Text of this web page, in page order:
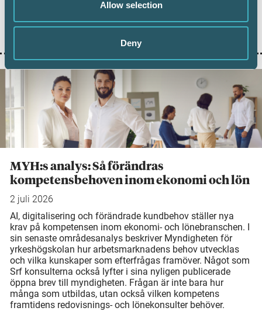
Allow selection
Deny
användning av en voucher. För redovisningskonsulter
MYH:s analys: Så förändras
kompetensbehoven inom ekonomi och lön
2 juli 2026
AI, digitalisering och förändrade kundbehov ställer nya
krav på kompetensen inom ekonomi- och lönebranschen. I
sin senaste områdesanalys beskriver Myndigheten för
yrkeshögskolan hur arbetsmarknadens behov utvecklas
och vilka kunskaper som efterfrågas framöver. Något som
Srf konsulterna också lyfter i sina nyligen publicerade
öppna brev till myndigheten. Frågan är inte bara hur
många som utbildas, utan också vilken kompetens
framtidens redovisnings- och lönekonsulter behöver.